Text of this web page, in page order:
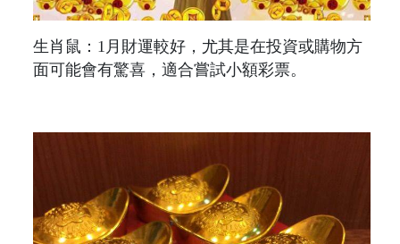
生肖鼠：1月財運較好，尤其是在投資或購物方
面可能會有驚喜，適合嘗試小額彩票。